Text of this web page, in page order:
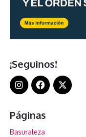
¡Seguinos!
Páginas
Basuraleza